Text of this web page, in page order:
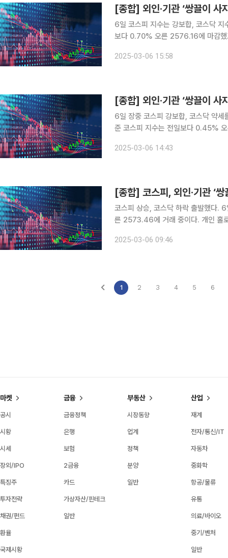
6일 코스피 지수는 강보합, 코스닥 지수는 하락 마감했다. 이날
보다 0.70% 오른 2576.16에 마감했
전 거래일보다 12.10원 내린 1442.4
2025-03-06 15:58
[종합] 외인·기관 ‘쌍끌이
6일 장중 코스피 강보합, 코스닥 약세를 보이고 있다. 한국거래소에
준 코스피 지수는 전일보다 0.45% 오른 2569.72에
분 주간 기준 원·달러 환율은 전 거래일
2025-03-06 14:43
[종합] 코스피, 외인·기관 ‘
코스피 상승, 코스닥 하락 출발했다. 6일 코스피 지수는 오전 9시 26분 기준 전일보다 0.60% 오
른 2573.46에 거래 중이다. 개인 홀로 221억 원을 순매수, 외국인과 기관은 각각 175억 원, 103
(0.52%) 내린 1442.50원에
2025-03-06 09:46
1 2 3 4 5 6
마켓
공시
시황
시세
장외/IPO
특징주
투자전략
채권/펀드
환율
국제시황
금융
금융정책
은행
보험
2금융
카드
가상자산/핀테크
일반
부동산
시장동향
업계
정책
분양
일반
산업
재계
전자/통신/IT
자동차
중화학
항공/물류
유통
의료/바이오
중기/벤처
일반